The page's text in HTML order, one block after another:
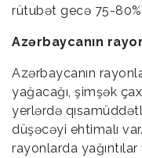
rütubət gecə 75-
Azərbaycanın
Azərbaycanın
yağacağı, şimşək
yerlərdə
düşəcəyi ehtimalı
rayonlarda